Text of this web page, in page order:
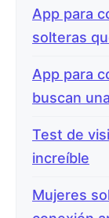
App para
solteras
App para
buscan
Test de
increíble
Mujeres